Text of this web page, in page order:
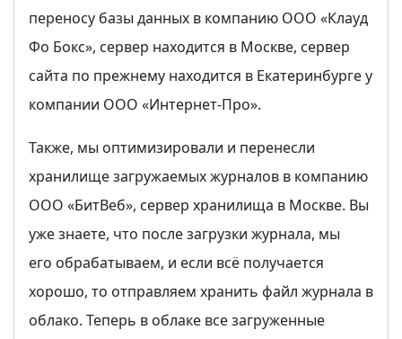
переносу базы данных в компанию ООО «Клауд
Фо Бокс», сервер находится в Москве, сервер
сайта по прежнему находится в Екатеринбурге у
компании ООО «Интернет-Про».
Также, мы оптимизировали и перенесли
хранилище загружаемых журналов в компанию
ООО «БитВеб», сервер хранилища в Москве. Вы
уже знаете, что после загрузки журнала, мы
его обрабатываем, и если всё получается
хорошо, то отправляем хранить файл журнала в
облако. Теперь в облаке все загруженные